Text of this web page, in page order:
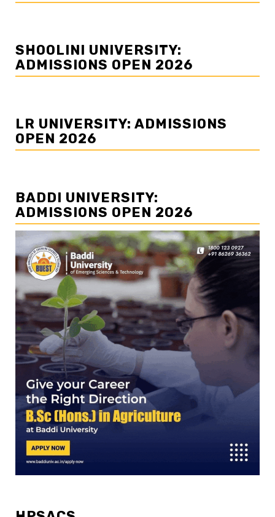
SHOOLINI UNIVERSITY:
ADMISSIONS OPEN 2026
LR UNIVERSITY: ADMISSIONS
OPEN 2026
BADDI UNIVERSITY:
ADMISSIONS OPEN 2026